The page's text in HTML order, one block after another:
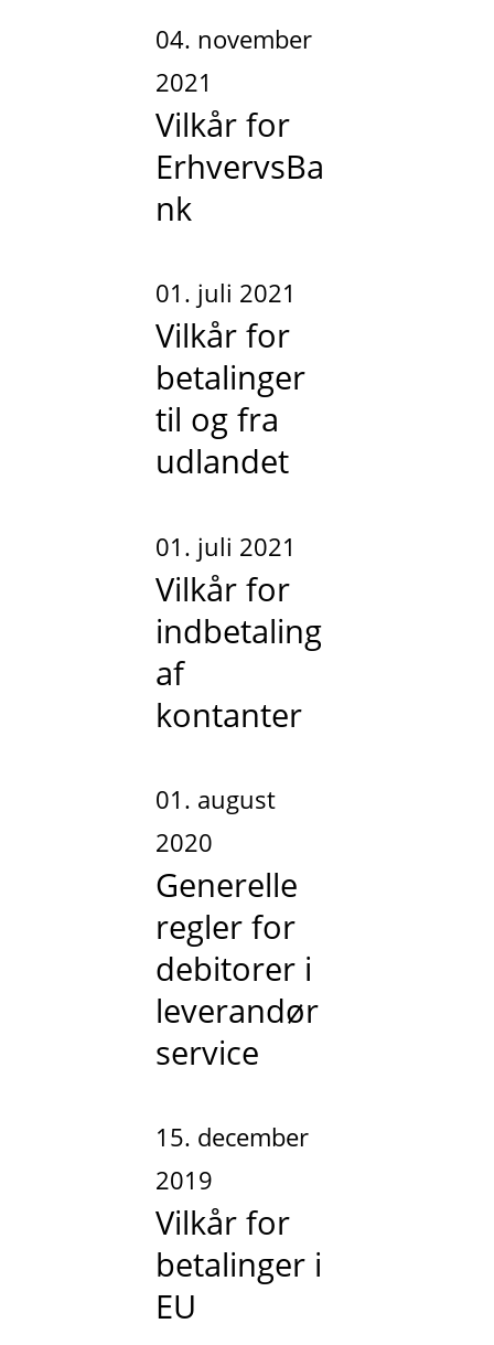
04. november
2021
Vilkår for
ErhvervsBa
nk
01. juli 2021
Vilkår for
betalinger
til og fra
udlandet
01. juli 2021
Vilkår for
indbetaling
af
kontanter
01. august
2020
Generelle
regler for
debitorer i
leverandør
service
15. december
2019
Vilkår for
betalinger i
EU